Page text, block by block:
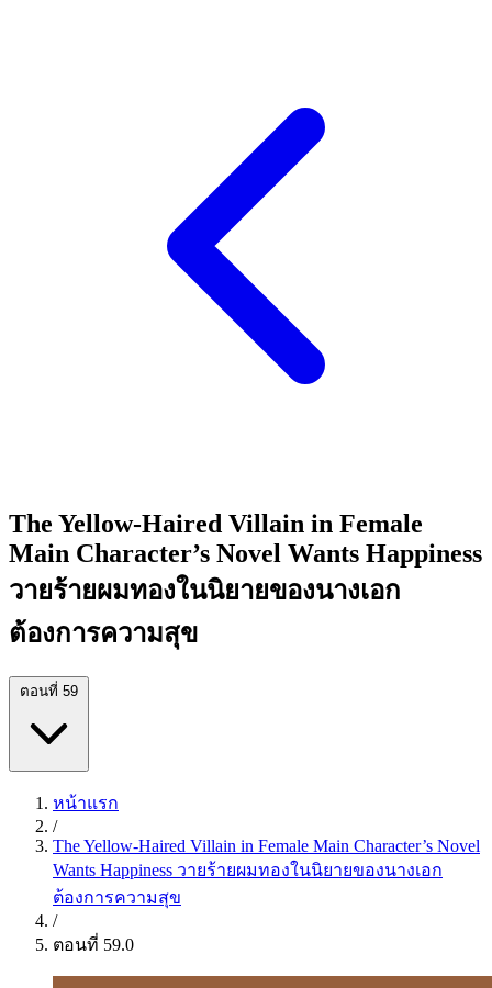
The Yellow-Haired Villain in Female
Main Character’s Novel Wants Happiness
วายร้ายผมทองในนิยายของนางเอก
ต้องการความสุข
ตอนที่ 59
หน้าแรก
/
The Yellow-Haired Villain in Female Main Character’s Novel
Wants Happiness วายร้ายผมทองในนิยายของนางเอก
ต้องการความสุข
/
ตอนที่ 59.0